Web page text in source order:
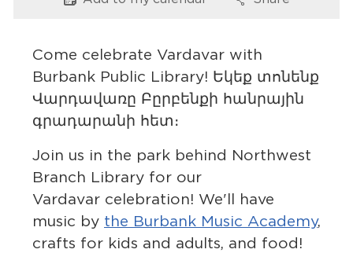
Closing.
Closing.
Services
News
Get Involved
Contact Us
Options Options
Come celebrate Vardavar with
Burbank Public Library! Եկեք տոնենք
Վարդավառը Բըրբենքի հանրային
գրադարանի հետ։
Join us in the park behind Northwest
Branch Library for our
Vardavar celebration! We'll have
music by the Burbank Music Academy,
crafts for kids and adults, and food!